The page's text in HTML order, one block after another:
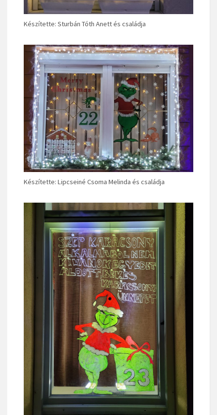
Készítette: Sturbán Tóth Anett és családja
Készítette: Lipcseiné Csoma Melinda és családja